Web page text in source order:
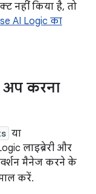
नहीं किया है, तो
AI Logic का
अप करना
या
लाइब्रेरी और
वर्शन मैनेज करने के
करें.